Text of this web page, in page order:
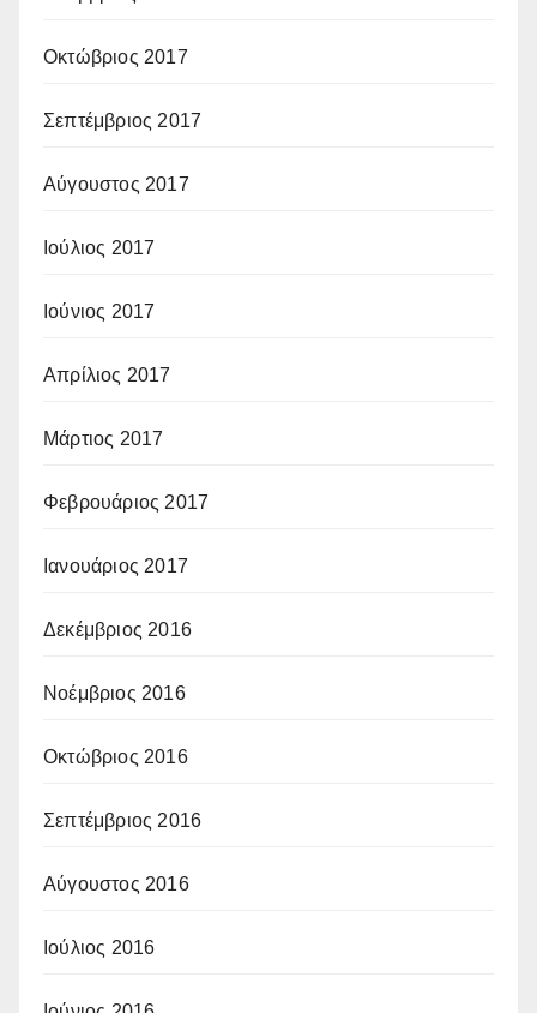
Οκτώβριος 2017
Σεπτέμβριος 2017
Αύγουστος 2017
Ιούλιος 2017
Ιούνιος 2017
Απρίλιος 2017
Μάρτιος 2017
Φεβρουάριος 2017
Ιανουάριος 2017
Δεκέμβριος 2016
Νοέμβριος 2016
Οκτώβριος 2016
Σεπτέμβριος 2016
Αύγουστος 2016
Ιούλιος 2016